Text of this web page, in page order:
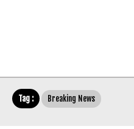
Tag : Breaking News